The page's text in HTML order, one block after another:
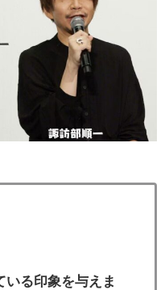
る印象を与えま